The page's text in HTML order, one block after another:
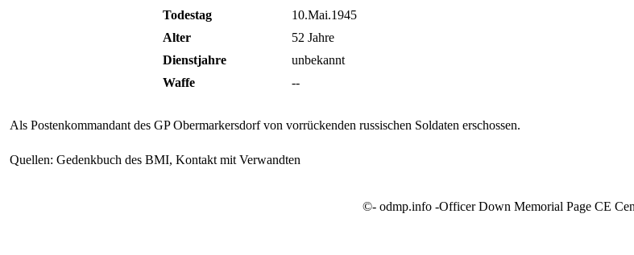
Todestag
10.Mai.1945
Alter
52 Jahre
Dienstjahre
unbekannt
Waffe
--
Als Postenkommandant des GP Obermarkersdorf von vorrückenden russischen Soldaten erschossen.
Quellen: Gedenkbuch des BMI, Kontakt mit Verwandten
©- odmp.info -Officer Down Memorial Page CE